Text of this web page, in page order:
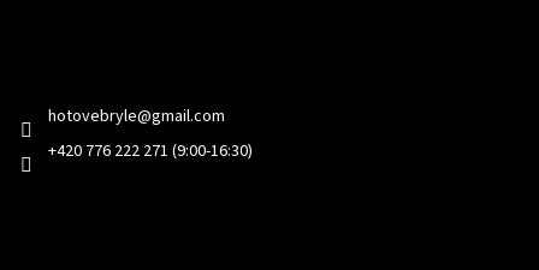
hotovebryle@gmail.com
+420 776 222 271 (9:00-16:30)